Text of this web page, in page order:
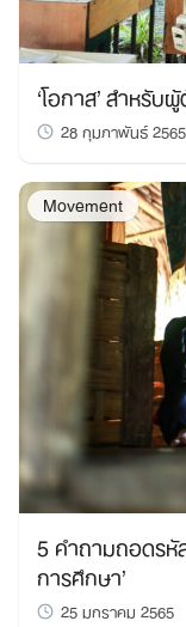
‘โอกาส’ สำหรั
28 กุมภาพันธ์ 2565
Movement
5 คำถามถอดรหัส
การศึกษา’
25 มกราคม 2565